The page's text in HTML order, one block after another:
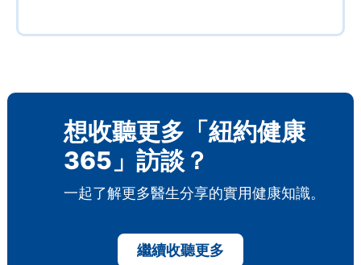
想收聽更多「紐約健康
365」訪談？
一起了解更多醫生分享的實用健康知識。
繼續收聽更多